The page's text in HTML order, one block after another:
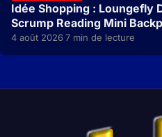
Idée Shopping : Loungefly
Scrump Reading Mini
4 août 2026·7 min de lecture